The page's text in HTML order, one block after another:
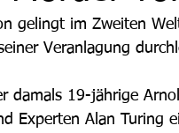
gelingt im Zweiten
Veranlagung
damals 19-jährige
Experten Alan